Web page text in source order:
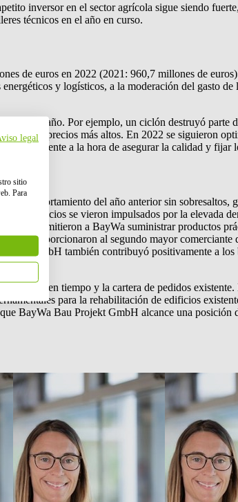
inversor en el sector agrícola sigue siendo
técnicos en el año en curso.
de euros en 2022 (2021: 960,7 millones de
y logísticos, a la moderación del gasto
resto del año. Por ejemplo, un ciclón destruyó
con precios más altos. En 2022 se siguieron
a la hora de asegurar la calidad y fijar
comportamiento del año anterior sin
beneficios se vieron impulsados por la elevada
permitieron a BayWa suministrar productos
que proporcionaron al segundo mayor
GmbH también contribuyó positivamente a
por el buen tiempo y la cartera de pedidos
para la rehabilitación de edificios
BayWa Bau Projekt GmbH alcance una
legal
sitio
Para